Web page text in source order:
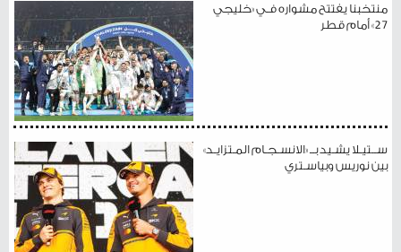
منتخبنا يفتتح مشواره فـي «خليجي
27» أمام قطر
ســتيـلا يشـيد بــ «الانسـجـام المـتزايـد»
بين نوريس وبياسـتري